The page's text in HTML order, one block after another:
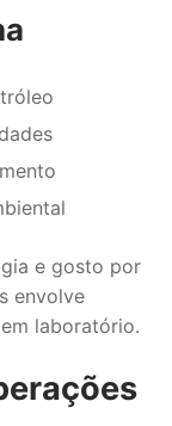
e gosto por
envolve
laboratório.